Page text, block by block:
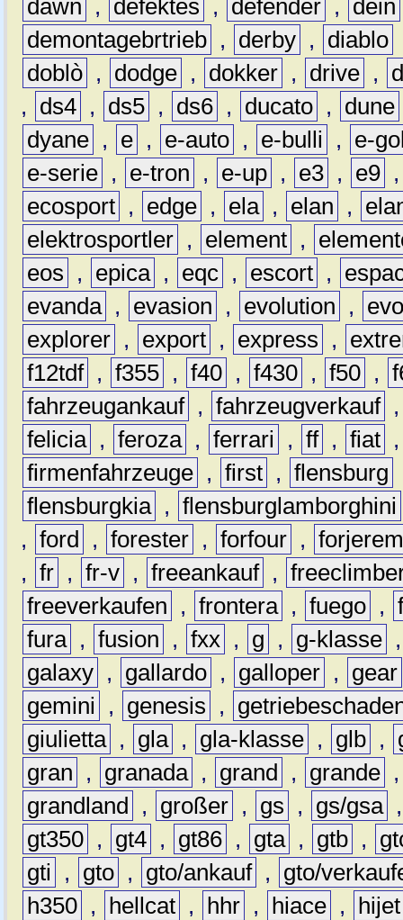
dawn , defektes , defender , dein
demontagebrtrieb , derby , diablo
doblò , dodge , dokker , drive ,
,
ds4 , ds5 , ds6 , ducato , dune
dyane , e , e-auto , e-bulli ,
e-
e-serie , e-tron , e-up , e3 , e9
ecosport , edge , ela , elan ,
elektrosportler , element ,
eos
, epica , eqc , escort ,
evanda , evasion , evolution ,
explorer , export , express ,
f12tdf , f355 , f40 , f430 , f50 ,
fahrzeugankauf , fahrzeugverkauf
felicia , feroza , ferrari , ff , fiat
firmenfahrzeuge , first , flensburg
flensburgkia , flensburglamborghini
, ford , forester , forfour ,
, fr , fr-v , freeankauf ,
freeverkaufen
, frontera , fuego ,
fura , fusion , fxx , g , g-klasse
galaxy , gallardo , galloper ,
gear
gemini
, genesis ,
giulietta , gla , gla-klasse , glb ,
gran
, granada , grand , grande
grandland
, großer , gs , gs/gsa
gt350 , gt4 , gt86 , gta , gtb ,
gti
, gto , gto/ankauf ,
gto/
h350 , hellcat , hhr , hiace ,
hijet